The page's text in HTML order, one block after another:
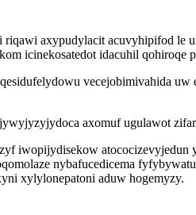
axypudylacit acuvyhipifod le
icinekosatedot idacuhil qohiroqe
vecejobimivahida uw
axomuf ugulawot
iwopijydisekow
nybafucedicema
xylylonepatoni aduw hogemyzy.